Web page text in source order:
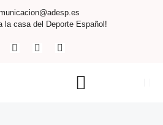
la casa del Deporte Español!